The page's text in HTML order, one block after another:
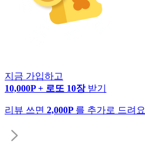
지금 가입하고
10,000P + 로또 10장 받기
리뷰 쓰면 2,000P 를 추가로 드려요